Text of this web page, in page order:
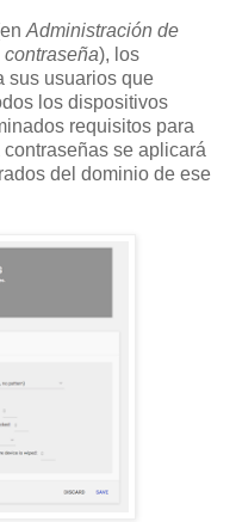
Administración de
), los
sus usuarios que
los dispositivos
requisitos para
se aplicará
del dominio de ese